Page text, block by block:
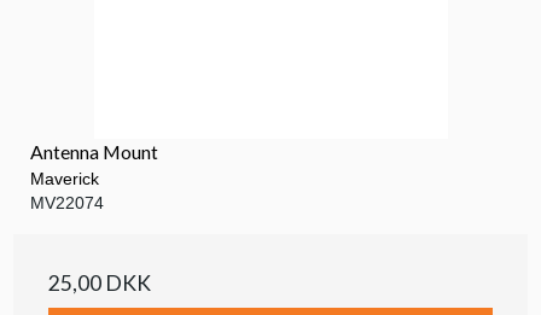
Antenna Mount
Maverick
MV22074
25,00 DKK